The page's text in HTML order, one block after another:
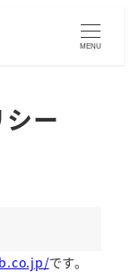
MENU
ー
です。